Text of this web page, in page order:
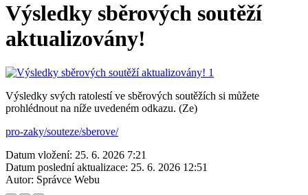
Výsledky sběrových soutěží
aktualizovány!
Výsledky svých ratolestí ve sběrových soutěžích si můžete
prohlédnout na níže uvedeném odkazu. (Ze)
pro-zaky/souteze/sberove/
Datum vložení: 25. 6. 2026 7:21
Datum poslední aktualizace: 25. 6. 2026 12:51
Autor: Správce Webu